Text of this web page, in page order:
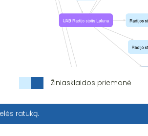
Žiniasklaidos priemonė
ratuką.